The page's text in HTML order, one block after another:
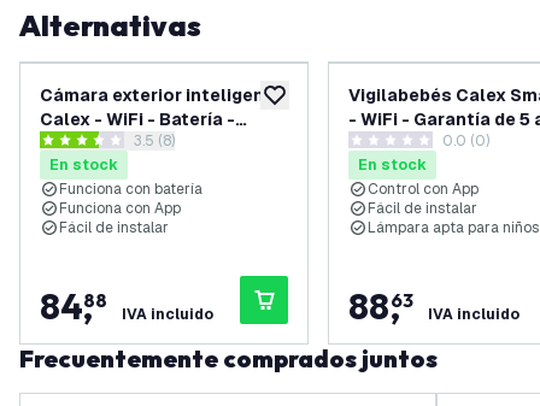
Alternativas
añadir a lista de deseos
Cámara exterior inteligente
Calex - WiFi - Batería -
Garantía de 5 años
abrir el panel de reseñas
3.5 estrellas de puntuación
3.5 (8)
En stock
Funciona con batería
Funciona con App
Fácil de instalar
84,
88
IVA incluido
Vigilabebés Calex
- WiFi - Garantía de 5
0 estrellas de puntuación
0.0 (0)
En stock
Control con App
Fácil de instalar
Lámpara apta para niños
88,
63
IVA incluido
Frecuentemente comprados juntos